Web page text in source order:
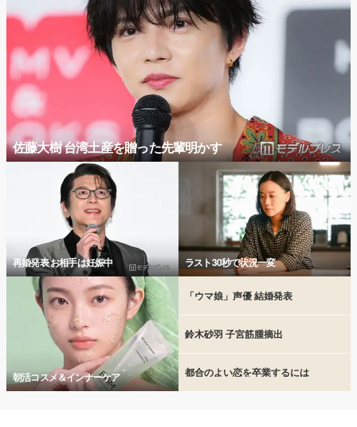
佐藤大樹 台湾土産を贈った先輩明かす
再婚発表 お相手は妊娠中 ラスト30秒で状況一変
朝活コスメ＆インナーケア
「ウマ娘」声優 結婚発表
鈴木砂羽 子宮筋腫摘出
都合のよい恋を卒業するには